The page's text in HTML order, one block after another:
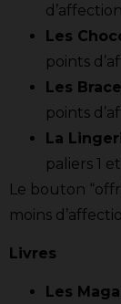
Les
points
Les
points
La
paliers 1
Le bouton
moins
Livres
Les